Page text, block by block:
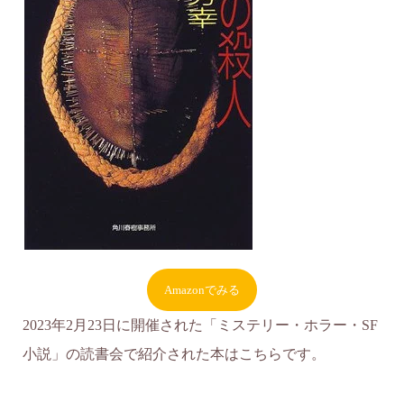
Amazonでみる
2023年2月23日に開催された「ミステリー・ホラー・SF
小説」の読書会で紹介された本はこちらです。